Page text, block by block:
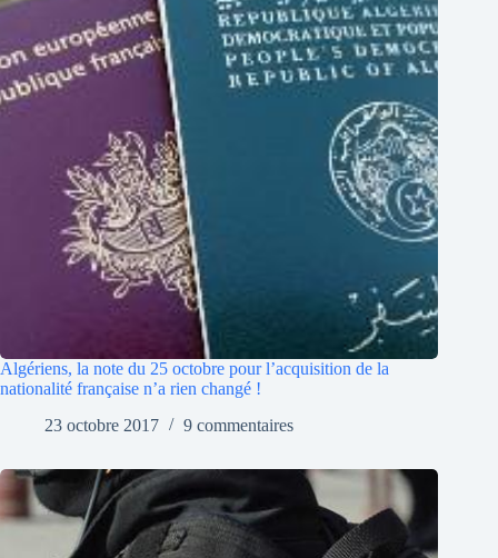
Algériens, la note du 25 octobre pour l’acquisition de la
nationalité française n’a rien changé !
23 octobre 2017
9 commentaires